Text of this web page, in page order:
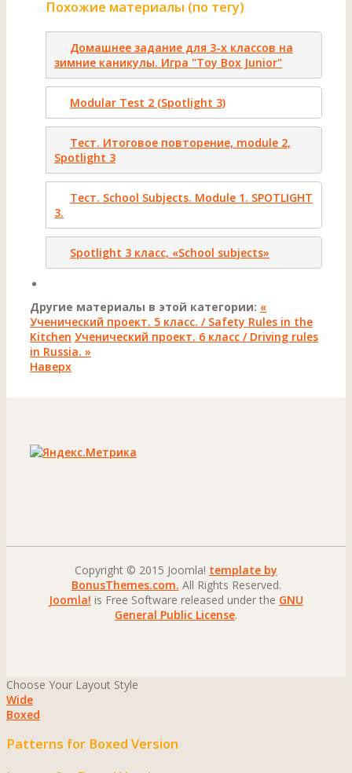
Похожие материалы (по тегу)
Домашнее задание для 3-х классов на
зимние каникулы. Игра "Toy Box Junior"
Modular Test 2 (Spotlight 3)
Тест. Итоговое повторение, module 2,
Spotlight 3
Тест. School Subjects. Module 1. SPOTLIGHT
3.
Spotlight 3 класс, «School subjects»
Другие материалы в этой категории: «
Ученический проект. 5 класс. / Safety Rules in the
Kitchen Ученический проект. 6 класс / Driving rules
in Russia. »
Наверх
Copyright © 2015 Joomla! template by
BonusThemes.com. All Rights Reserved.
Joomla! is Free Software released under the GNU
General Public License.
Choose Your Layout Style
Wide
Boxed
Patterns for Boxed Version